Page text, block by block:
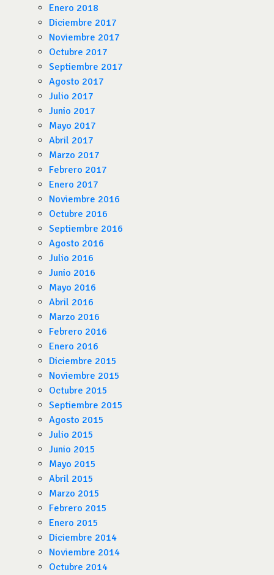
Enero 2018
Diciembre 2017
Noviembre 2017
Octubre 2017
Septiembre 2017
Agosto 2017
Julio 2017
Junio 2017
Mayo 2017
Abril 2017
Marzo 2017
Febrero 2017
Enero 2017
Noviembre 2016
Octubre 2016
Septiembre 2016
Agosto 2016
Julio 2016
Junio 2016
Mayo 2016
Abril 2016
Marzo 2016
Febrero 2016
Enero 2016
Diciembre 2015
Noviembre 2015
Octubre 2015
Septiembre 2015
Agosto 2015
Julio 2015
Junio 2015
Mayo 2015
Abril 2015
Marzo 2015
Febrero 2015
Enero 2015
Diciembre 2014
Noviembre 2014
Octubre 2014